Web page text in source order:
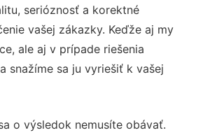
serióznosť a korektné
vašej zákazky. Keďže aj my
ale aj v prípade riešenia
snažíme sa ju vyriešiť k vašej
o výsledok nemusíte obávať.